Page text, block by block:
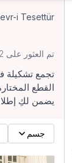
i Tesettür
تم العثور على 2 منتجًا.
تجمع تشكيلة
القطع
يضمن لكِ
جسم